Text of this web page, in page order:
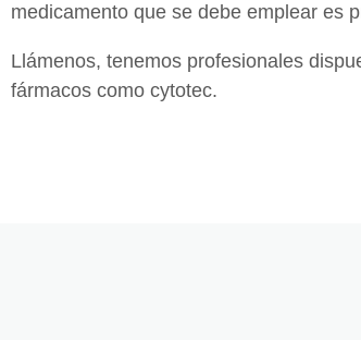
medicamento que se debe emplear es
Llámenos, tenemos profesionales
fármacos como cytotec.